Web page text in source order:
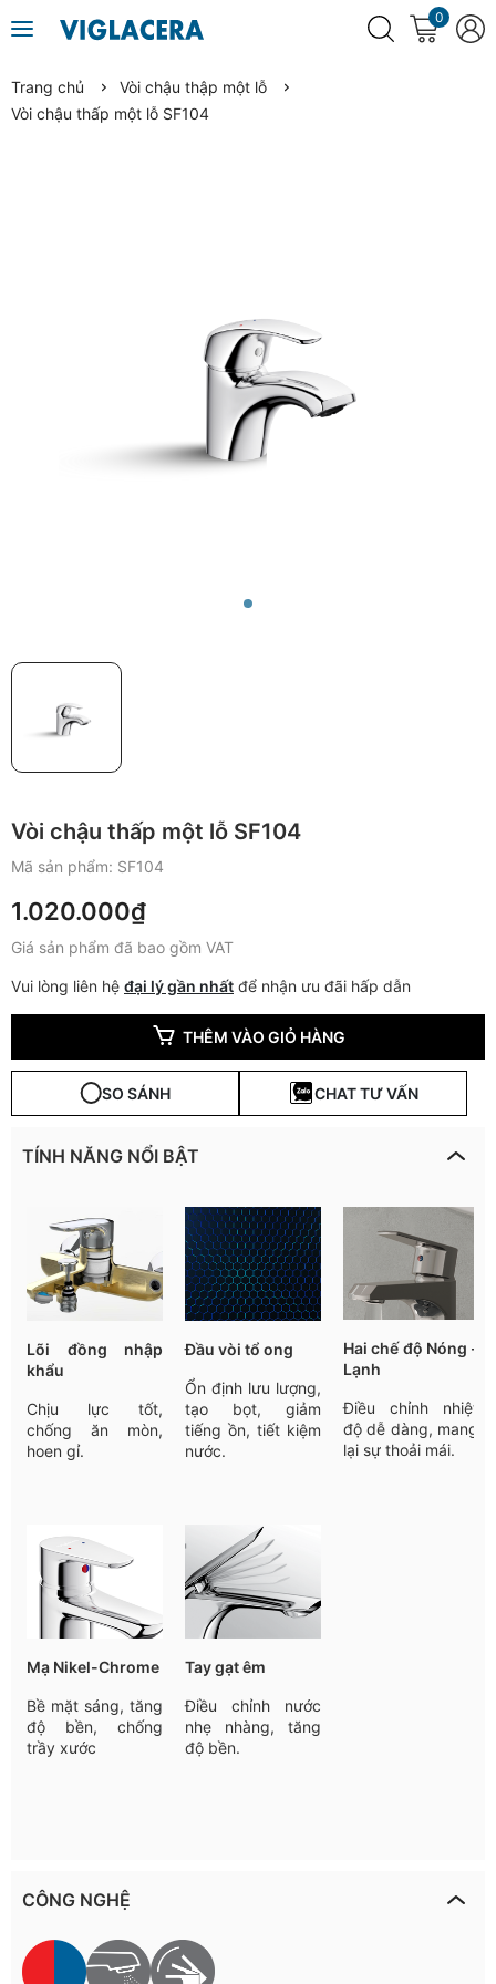
0
Trang chủ
Vòi chậu thập một lỗ
Vòi chậu thấp một lỗ SF104
Vòi chậu thấp một lỗ SF104
Mã sản phẩm: SF104
1.020.000₫
Giá sản phẩm đã bao gồm VAT
Vui lòng liên hệ đại lý gần nhất để nhận ưu đãi hấp dẫn
THÊM VÀO GIỎ HÀNG
SO SÁNH CHAT TƯ VẤN
TÍNH NĂNG NỔI BẬT
Lõi đồng nhập
khẩu
Chịu lực tốt,
chống ăn mòn,
hoen gỉ.
Đầu vòi tổ ong
Ổn định lưu lượng,
tạo bọt, giảm
tiếng ồn, tiết kiệm
nước.
Hai chế độ Nóng -
Lạnh
Điều chỉnh nhiệt
độ dễ dàng, mang
lại sự thoải mái.
Mạ Nikel-Chrome
Bề mặt sáng, tăng
độ bền, chống
trầy xước
Tay gạt êm
Điều chỉnh nước
nhẹ nhàng, tăng
độ bền.
CÔNG NGHỆ